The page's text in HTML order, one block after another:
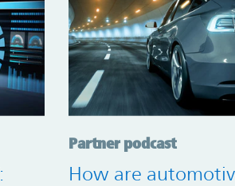
Partner podcast
How are